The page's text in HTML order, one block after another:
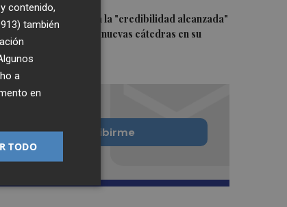
5 El CACV destaca la "credibilidad alcanzada"
y la creación de nuevas cátedras en su
Quiero suscribirme
contenido,
también
a
en
TODO